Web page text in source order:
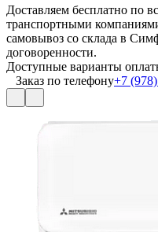
Доставляем бесплатно по
транспортными
самовывоз со склада в
договоренности.
Доступные варианты
Заказ по телефону+7